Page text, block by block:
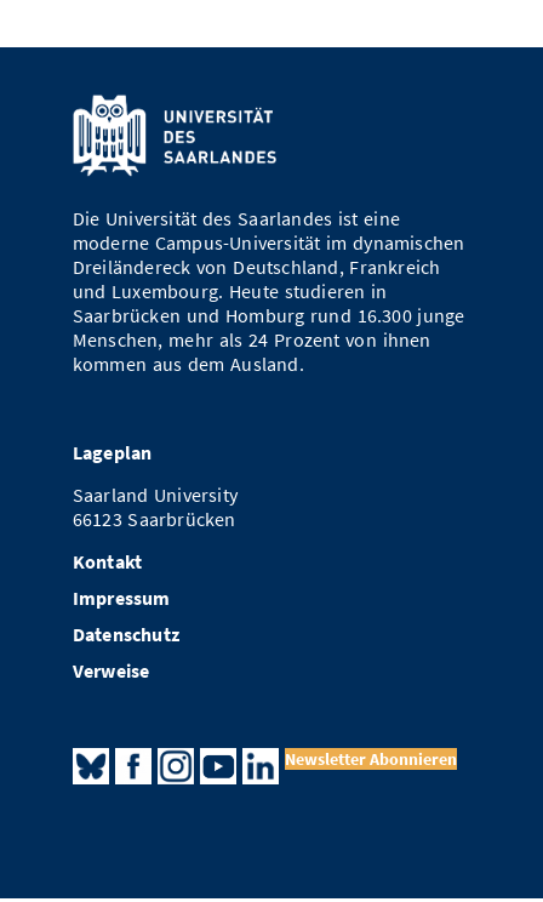
Die Universität des Saarlandes ist eine
moderne Campus-Universität im dynamischen
Dreiländereck von Deutschland, Frankreich
und Luxembourg. Heute studieren in
Saarbrücken und Homburg rund 16.300 junge
Menschen, mehr als 24 Prozent von ihnen
kommen aus dem Ausland.
Lageplan
Saarland University
66123 Saarbrücken
Kontakt
Impressum
Datenschutz
Verweise
Newsletter Abonnieren